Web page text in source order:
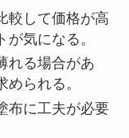
較して価格が高
気になる。
れる場合があ
られる。
布に工夫が必要